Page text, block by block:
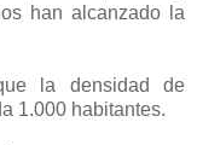
han alcanzado la
la densidad de
1.000 habitantes.